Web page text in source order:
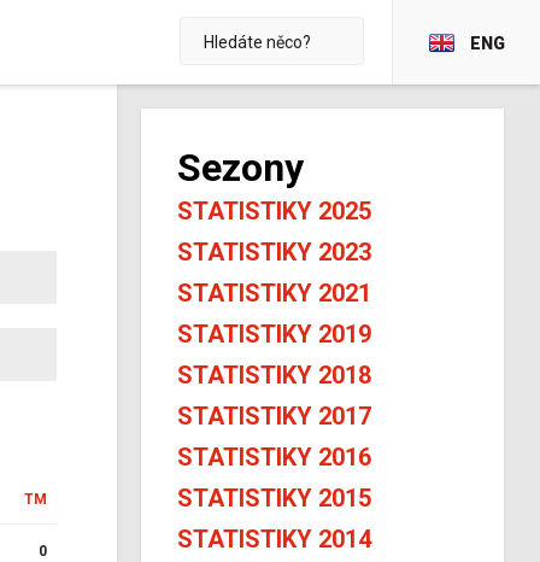
ENG
TM
0
Sezony
STATISTIKY 2025
STATISTIKY 2023
STATISTIKY 2021
STATISTIKY 2019
STATISTIKY 2018
STATISTIKY 2017
STATISTIKY 2016
STATISTIKY 2015
STATISTIKY 2014